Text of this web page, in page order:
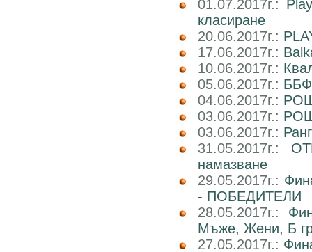
01.07.2017г.:
класиране
20.06.2017г.:
17.06.2017г.:
10.06.2017г.:
05.06.2017г.: ББФ
04.06.2017г.:
03.06.2017г.:
03.06.2017г.:
31.05.2017г.:
намазване
29.05.2017г.:
- ПОБЕДИТЕЛИ
28.05.2017г.:
Мъже, Жени, Б
27.05.2017г.: